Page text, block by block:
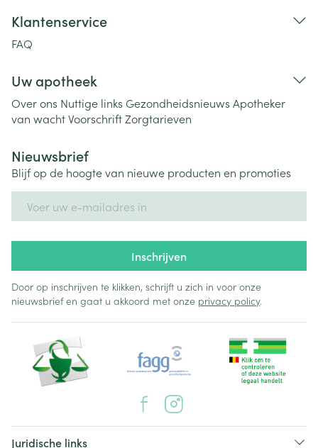
Klantenservice
FAQ
Uw apotheek
Over ons Nuttige links Gezondheidsnieuws Apotheker
van wachtVoorschriftZorgtarieven
Nieuwsbrief
Blijf op de hoogte van nieuwe producten en promoties
Inschrijven
Door op inschrijven te klikken, schrijft u zich in voor onze
nieuwsbrief en gaat u akkoord met onze privacy policy.
Juridische links